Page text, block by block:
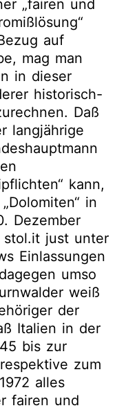
„fairen und
auf
mag man
in dieser
historisch-
Daß
langjährige
kann,
in
Dezember
just unter
Einlassungen
umso
weiß
der
Italien in der
bis zur
zum
alles
fairen und